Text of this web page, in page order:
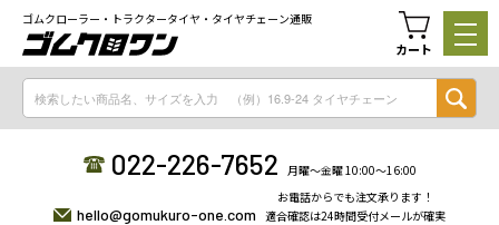
ゴムクローラー・トラクタータイヤ・タイヤチェーン通販
カート
022-226-7652 月曜〜金曜 10:00〜16:00
hello@gomukuro-one.com
お電話からでも注文承ります！
適合確認は24時間受付メールが確実